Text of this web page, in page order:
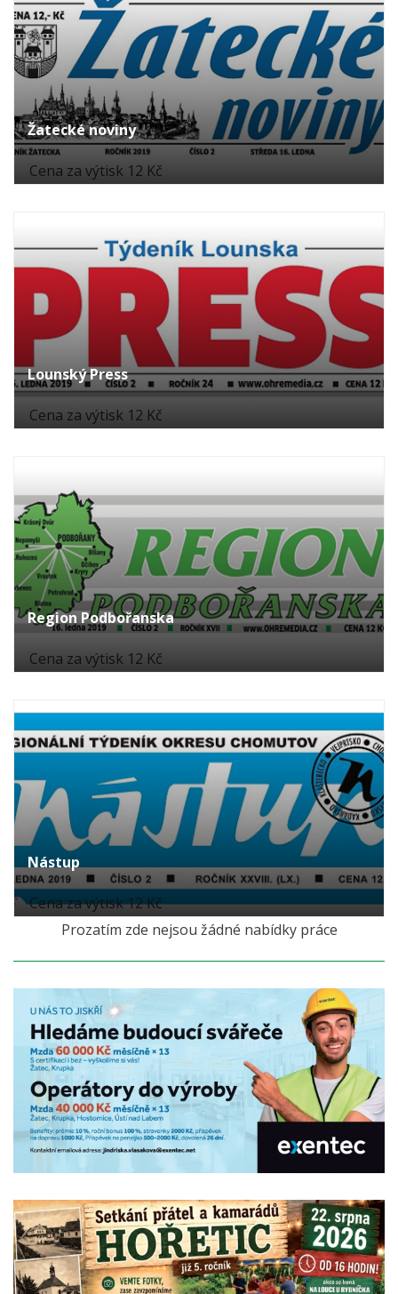
Žatecké noviny
Cena za výtisk 12 Kč
Lounský Press
Cena za výtisk 12 Kč
Region Podbořanska
Cena za výtisk 12 Kč
Nástup
Cena za výtisk 12 Kč
Prozatím zde nejsou žádné nabídky práce